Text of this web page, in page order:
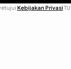
Kebijakan Privasi